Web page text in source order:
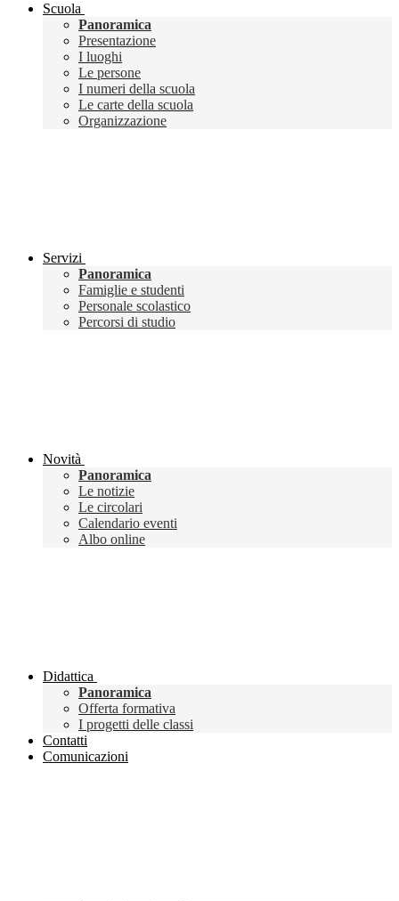
Scuola
Panoramica
Presentazione
I luoghi
Le persone
I numeri della scuola
Le carte della scuola
Organizzazione
Servizi
Panoramica
Famiglie e studenti
Personale scolastico
Percorsi di studio
Novità
Panoramica
Le notizie
Le circolari
Calendario eventi
Albo online
Didattica
Panoramica
Offerta formativa
I progetti delle classi
Contatti
Comunicazioni